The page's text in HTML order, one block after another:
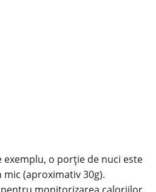
o porție de nuci este
(aproximativ 30g).